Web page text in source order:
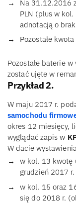
Na 31.12.2016
PLN (plus w
adnotacją o
Pozostałe
Pozostałe baterie
zostać ujęte w
Przykład 2.
W maju 2017 r.
samochodu
okres 12 miesięcy,
wyglądać zapis w
W dacie
w kol. 13 kwotę
grudzień 2017 r.
w kol. 15 oraz
się do 2018 r.